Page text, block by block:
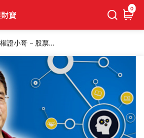
0
(台中) 權證小哥－股票基礎特訓班